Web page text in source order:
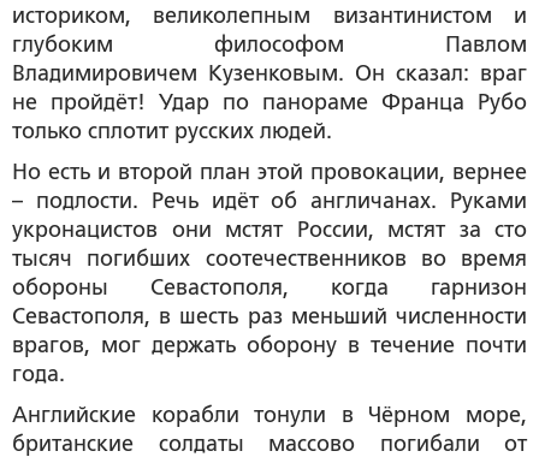
историком, великолепным византинистом и
глубоким философом Павлом
Владимировичем Кузенковым. Он сказал: враг
не пройдёт! Удар по панораме Франца Рубо
только сплотит русских людей.
Но есть и второй план этой провокации, вернее
– подлости. Речь идёт об англичанах. Руками
укронацистов они мстят России, мстят за сто
тысяч погибших соотечественников во время
обороны Севастополя, когда гарнизон
Севастополя, в шесть раз меньший численности
врагов, мог держать оборону в течение почти
года.
Английские корабли тонули в Чёрном море,
британские солдаты массово погибали от